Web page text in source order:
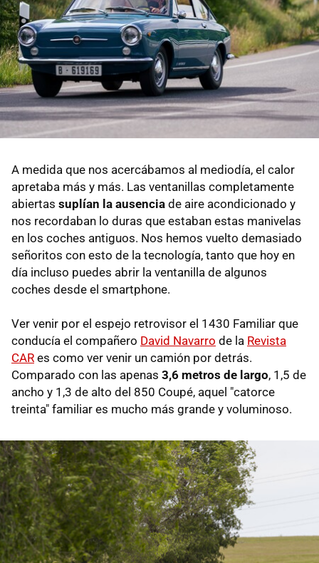
A medida que nos acercábamos al mediodía, el calor
apretaba más y más. Las ventanillas completamente
abiertas suplían la ausencia de aire acondicionado y
nos recordaban lo duras que estaban estas manivelas
en los coches antiguos. Nos hemos vuelto demasiado
señoritos con esto de la tecnología, tanto que hoy en
día incluso puedes abrir la ventanilla de algunos
coches desde el smartphone.
Ver venir por el espejo retrovisor el 1430 Familiar que
conducía el compañero David Navarro de la Revista
CAR es como ver venir un camión por detrás.
Comparado con las apenas 3,6 metros de largo, 1,5 de
ancho y 1,3 de alto del 850 Coupé, aquel "catorce
treinta" familiar es mucho más grande y voluminoso.